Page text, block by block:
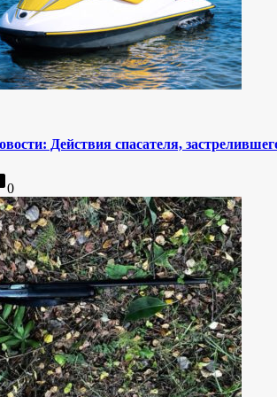
Действия спасателя,
0